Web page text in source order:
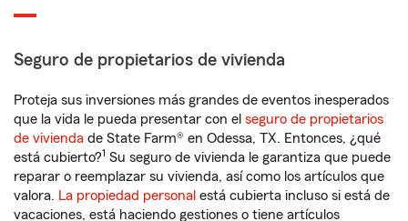
Seguro de propietarios de vivienda
Proteja sus inversiones más grandes de eventos inesperados
que la vida le pueda presentar con el seguro de propietarios
de vivienda de State Farm® en Odessa, TX. Entonces, ¿qué
está cubierto?1 Su seguro de vivienda le garantiza que puede
reparar o reemplazar su vivienda, así como los artículos que
valora. La propiedad personal está cubierta incluso si está de
vacaciones, está haciendo gestiones o tiene artículos